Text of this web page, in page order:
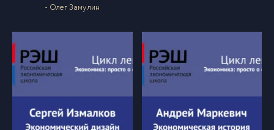
- Олег Замулин